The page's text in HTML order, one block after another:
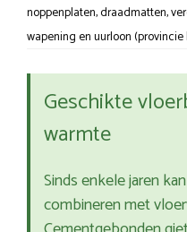
noppenplaten, draadmatten,
wapening en uurloon (provincie
Geschikte
warmte
Sinds enkele jaren
combineren met